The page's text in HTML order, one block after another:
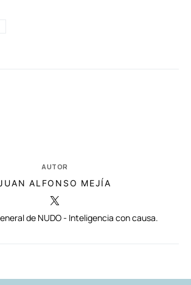
AUTOR
ALFONSO MEJÍA
de NUDO - Inteligencia con causa.